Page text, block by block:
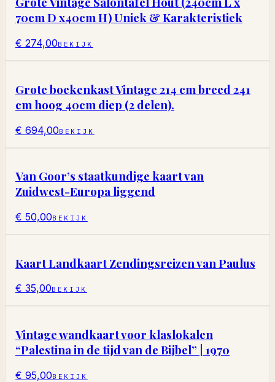
70cm D x40cm H) Uniek & Karakteristiek
€ 274,00BEKIJK
Grote boekenkast Vintage 214 cm breed 241
cm hoog 40cm diep (2 delen).
€ 694,00BEKIJK
Van Goor’s staatkundige kaart van
Zuidwest-Europa liggend
€ 50,00BEKIJK
Kaart Landkaart Zendingsreizen van Paulus
€ 35,00BEKIJK
Vintage wandkaart voor klaslokalen
“Palestina in de tijd van de Bijbel” | 1970
€ 95,00BEKIJK